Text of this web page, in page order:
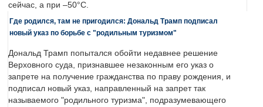
сейчас, а при –50°C.
Где родился, там не пригодился: Дональд Трамп подписал
новый указ по борьбе с "родильным туризмом"
Дональд Трамп попытался обойти недавнее решение
Верховного суда, признавшее незаконным его указ о
запрете на получение гражданства по праву рождения, и
подписал новый указ, направленный на запрет так
называемого "родильного туризма", подразумевающего